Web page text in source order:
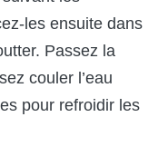
les ensuite dans
Passez la
couler l’eau
pour refroidir les